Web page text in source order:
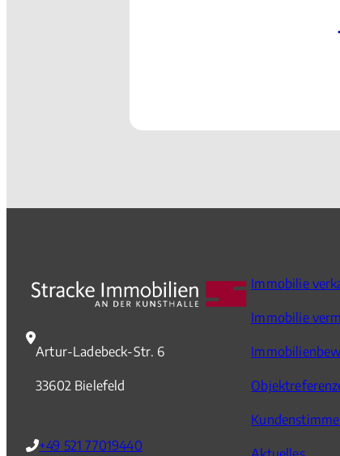
Artur-Ladebeck-Str. 6
33602 Bielefeld
+49 521 77019440
Immobilie
Immobilie